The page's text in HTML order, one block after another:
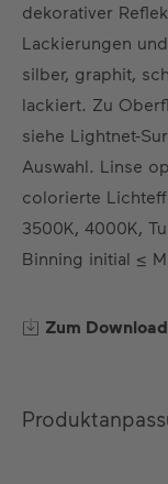
DE EN ES
dekorativer
Lackierungen
silber, graphit,
lackiert. Zu
siehe Lightnet-
Auswahl. Linse
colorierte
3500K, 4000K,
Binning initial ≤
Zum